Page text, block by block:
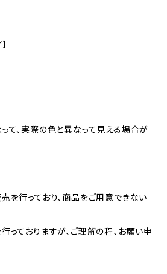
て、実際の色と異なって見える場合が
を行っており、商品をご用意できない
っておりますが、ご理解の程、お願い申